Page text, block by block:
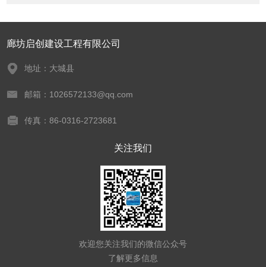
廊坊启创建设工程有限公司
地址：大城县
邮箱：1026572133@qq.com
传真：86-0316-2723681
关注我们
欢迎您关注我们的微信公众号
了解更多信息